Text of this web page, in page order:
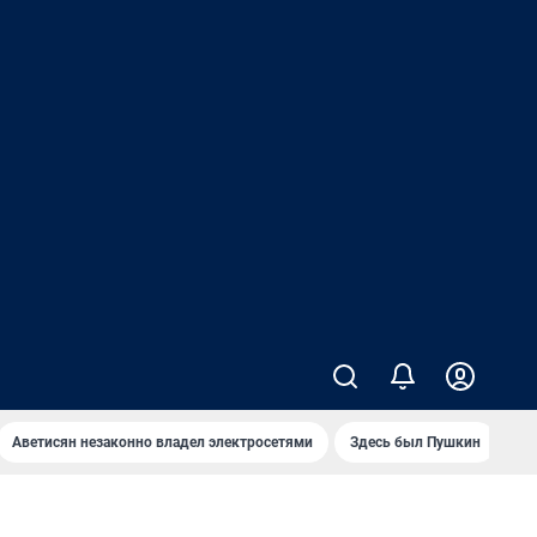
Аветисян незаконно владел электросетями Здесь был Пушкин